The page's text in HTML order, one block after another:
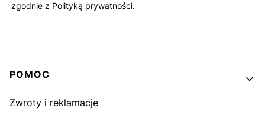
zgodnie z Polityką prywatności.
Linki w stopce
POMOC
Zwroty i reklamacje